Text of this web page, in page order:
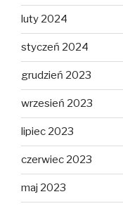
luty 2024
styczeń 2024
grudzień 2023
wrzesień 2023
lipiec 2023
czerwiec 2023
maj 2023